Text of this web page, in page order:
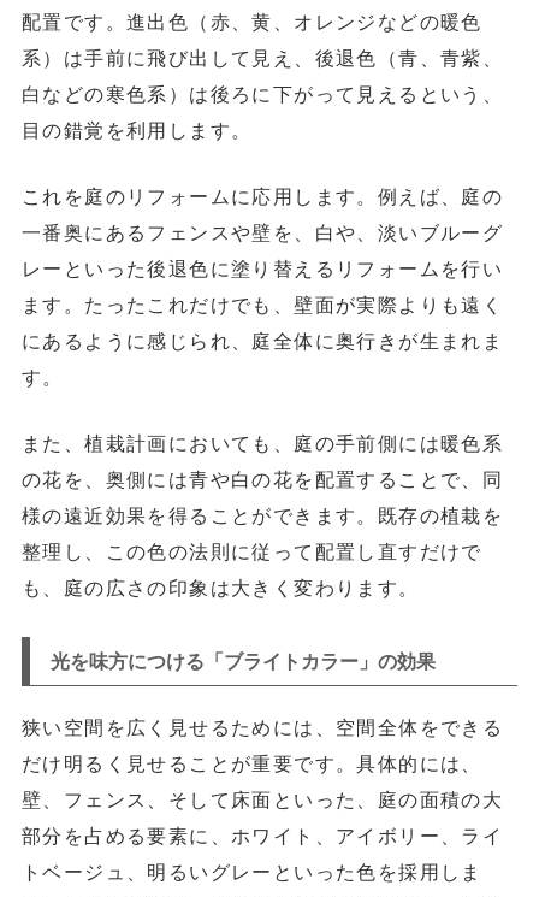
配置です。進出色（赤、黄、オレンジなどの暖色
系）は手前に飛び出して見え、後退色（青、青紫、
白などの寒色系）は後ろに下がって見えるという、
目の錯覚を利用します。
これを庭のリフォームに応用します。例えば、庭の
一番奥にあるフェンスや壁を、 白や、淡いブルーグ
レーといった後退色に塗り替える リフォームを行い
ます。たったこれだけでも、壁面が実際よりも遠く
にあるように感じられ、庭全体に奥行きが生まれま
す。
また、植栽計画においても、庭の手前側には暖色系
の花を、奥側には青や白の花を配置することで、同
様の遠近効果を得ることができます。既存の植栽を
整理し、この色の法則に従って配置し直すだけで
も、庭の広さの印象は大きく変わります。
光を味方につける「ブライトカラー」の効果
狭い空間を広く見せるためには、 空間全体をできる
だけ明るく見せる ことが重要です。具体的には、
壁、フェンス、そして床面といった、庭の面積の大
部分を占める要素に、 ホワイト、アイボリー、ライ
トベージュ、明るいグレー といった色を採用しま